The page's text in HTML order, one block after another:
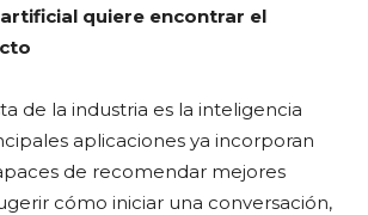
quiere encontrar el
de la industria es la inteligencia
aplicaciones ya incorporan
de recomendar mejores
cómo iniciar una conversación,